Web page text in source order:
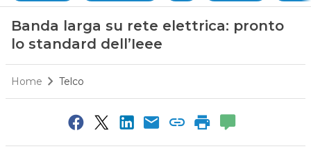
Banda larga su rete elettrica: pronto
lo standard dell’Ieee
Home Telco